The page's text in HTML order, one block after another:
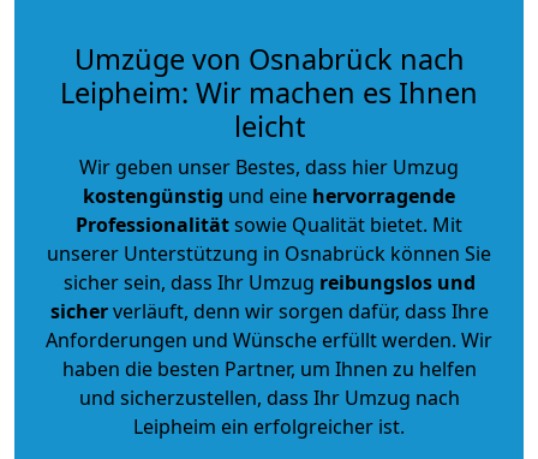
Umzüge von Osnabrück nach
Leipheim: Wir machen es Ihnen
leicht
Wir geben unser Bestes, dass hier Umzug
kostengünstig und eine hervorragende
Professionalitätsowie Qualität bietet. Mit
unserer Unterstützung in Osnabrück können Sie
sicher sein, dass Ihr Umzug reibungslos und
sicherverläuft, denn wir sorgen dafür, dass Ihre
Anforderungen und Wünsche erfüllt werden. Wir
haben die besten Partner, um Ihnen zu helfen
und sicherzustellen, dass Ihr Umzug nach
Leipheim ein erfolgreicher ist.